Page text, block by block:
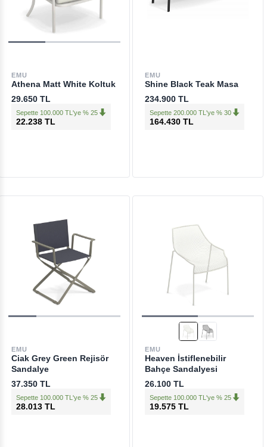
EMU
Athena Matt White Koltuk
29.650 TL
Sepette 100.000 TL'ye % 25
22.238 TL
EMU
Shine Black Teak Masa
234.900 TL
Sepette 200.000 TL'ye % 30
164.430 TL
EMU
Ciak Grey Green Rejisör
Sandalye
37.350 TL
Sepette 100.000 TL'ye % 25
28.013 TL
EMU
Heaven İstiflenebilir
Bahçe Sandalyesi
26.100 TL
Sepette 100.000 TL'ye % 25
19.575 TL